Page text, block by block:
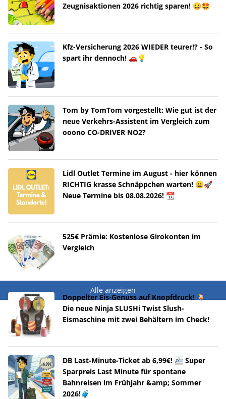
Zeugnisaktionen 2026 richtig sparen! 😀🤩
Kfz-Versicherung 2026 WIEDER teurer!? - So
spart ihr dennoch! 🚗💡
Tom by TomTom vorgestellt: Wie gut ist der
neue Verkehrs-Assistent im Vergleich zum
ooono CO-DRIVER NO2?
Lidl Outlet Termine im August - hier können
RICHTIG krasse Schnäppchen warten! 😀🚀
Neue Termine bis 08.08.2026! 📆
525€ Prämie: Kostenlose Girokonten im
Vergleich
Alle anzeigen
Doppelter Eis-Genuss auf Knopfdruck! 🍹
Die neue Ninja SLUSHi Twist Slush-
Eismaschine mit zwei Behältern im Check!
DB Last-Minute-Ticket ab 6,99€! 🚈 Super
Sparpreis Last Minute für spontane
Bahnreisen im Frühjahr &amp; Sommer
2026!🧳